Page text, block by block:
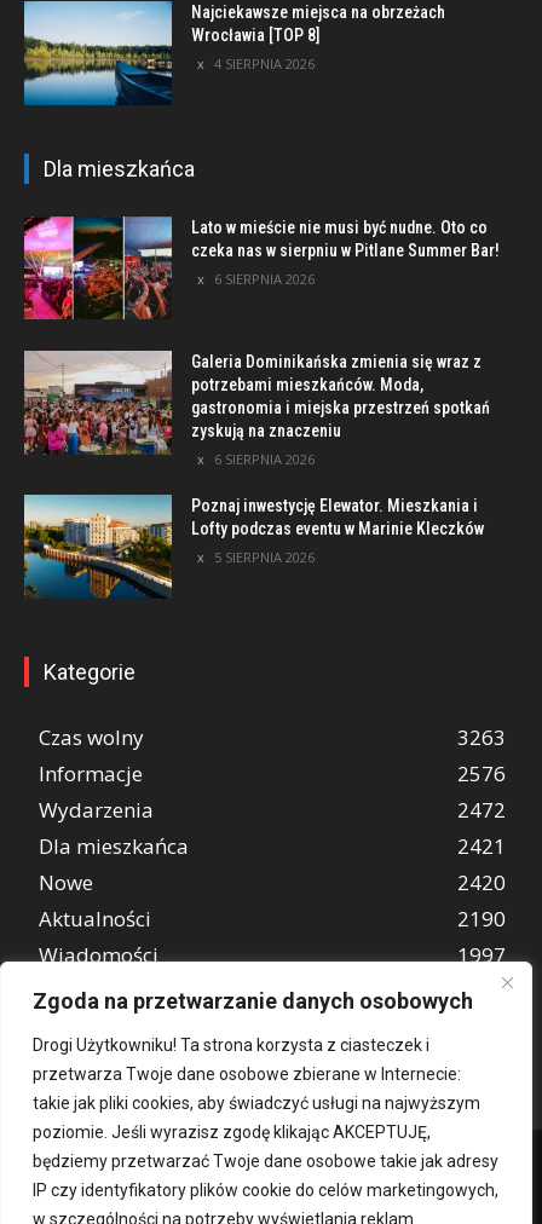
Zgoda na przetwarzanie danych osobowych
Drogi Użytkowniku! Ta strona korzysta z ciasteczek i
przetwarza Twoje dane osobowe zbierane w Internecie:
takie jak pliki cookies, aby świadczyć usługi na najwyższym
poziomie. Jeśli wyrazisz zgodę klikając AKCEPTUJĘ,
będziemy przetwarzać Twoje dane osobowe takie jak adresy
IP czy identyfikatory plików cookie do celów marketingowych,
w szczególności na potrzeby wyświetlania reklam
Najciekawsze miejsca na obrzeżach
Wrocławia [TOP 8]
4 SIERPNIA 2026
Dla mieszkańca
Lato w mieście nie musi być nudne. Oto co
czeka nas w sierpniu w Pitlane Summer Bar!
6 SIERPNIA 2026
Galeria Dominikańska zmienia się wraz z
potrzebami mieszkańców. Moda,
gastronomia i miejska przestrzeń spotkań
zyskują na znaczeniu
6 SIERPNIA 2026
Poznaj inwestycję Elewator. Mieszkania i
Lofty podczas eventu w Marinie Kleczków
5 SIERPNIA 2026
Kategorie
Czas wolny
3263
Informacje
2576
Wydarzenia
2472
Dla mieszkańca
2421
Nowe
2420
Aktualności
2190
Wiadomości
1997
REKLAMA
849